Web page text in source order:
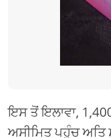
ਇਸ ਤੋਂ ਇਲਾਵਾ,
ਅਸੀਮਿਤ ਪਹੁੰਚ